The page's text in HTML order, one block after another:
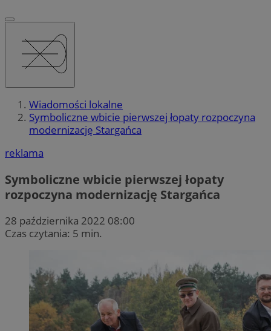
Wiadomości lokalne
Symboliczne wbicie pierwszej łopaty rozpoczyna
modernizację Stargańca
reklama
Symboliczne wbicie pierwszej łopaty
rozpoczyna modernizację Stargańca
28 października 2022 08:00
Czas czytania: 5 min.